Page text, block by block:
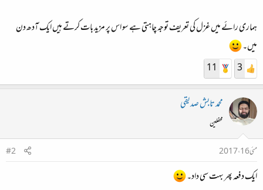
ہماری رائے میں غزل کی تعریف توجہ چاہتی ہے سو اس پر مزید بات کرتے ہیں ایک آدھ دن
میں۔
3
11
محمد تابش صدیقی
محفلین
مئی 16، 2017
#2
ایک دفعہ پھر بہت سی داد۔